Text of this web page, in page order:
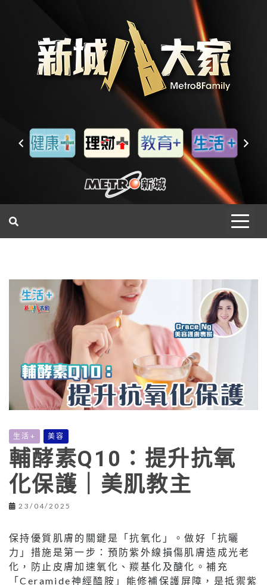
生活+ 美容
輔酵素Q10：提升抗氧
化保護｜美肌教主
23/04/2025
保持優質肌膚的關鍵是「抗氧化」。做好「抗曬
力」措施是第一步：預防紫外線損傷肌膚造成光老
化，防止皮膚加速氧化、羰基化及醣化。補充
「Ceramide神經醯胺」能修補保護屏障，是抵禦紫